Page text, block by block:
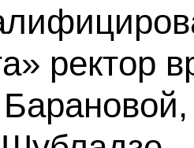
ректор